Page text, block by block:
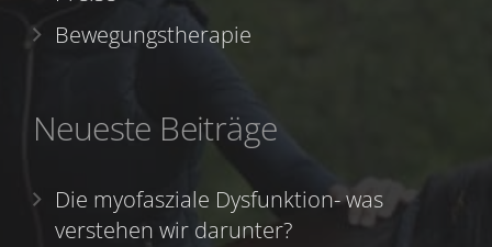
Bewegungstherapie
Neueste Beiträge
Die myofasziale Dysfunktion- was
verstehen wir darunter?